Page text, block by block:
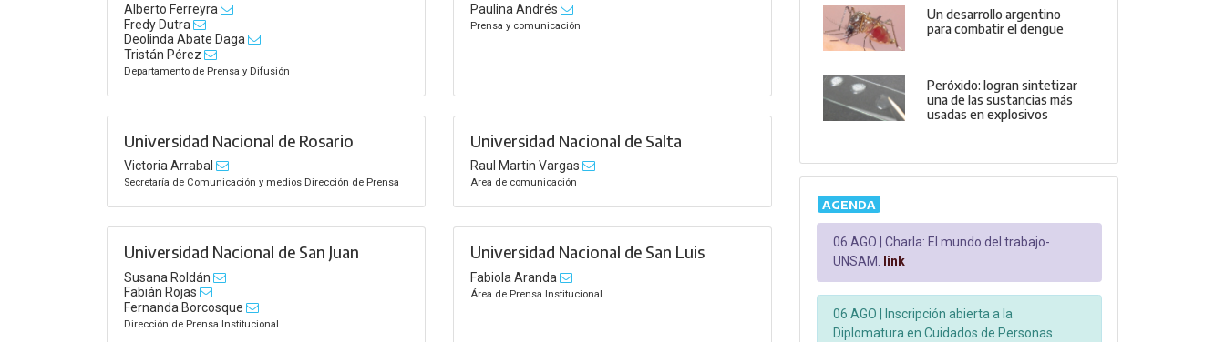
Alberto Ferreyra
Fredy Dutra
Deolinda Abate Daga
Tristán Pérez
Departamento de Prensa y Difusión
Paulina Andrés
Prensa y comunicación
Universidad Nacional de Rosario
Victoria Arrabal
Secretaría de Comunicación y medios Dirección de Prensa
Universidad Nacional de Salta
Raul Martin Vargas
Area de comunicación
Universidad Nacional de San Juan
Susana Roldán
Fabián Rojas
Fernanda Borcosque
Dirección de Prensa Institucional
Universidad Nacional de San Luis
Fabiola Aranda
Área de Prensa Institucional
Un desarrollo argentino
para combatir el dengue
Peróxido: logran sintetizar
una de las sustancias más
usadas en explosivos
AGENDA
06 AGO |
Charla: El mundo del trabajo-
UNSAM.
link
06 AGO |
Inscripción abierta a la
Diplomatura en Cuidados de Personas